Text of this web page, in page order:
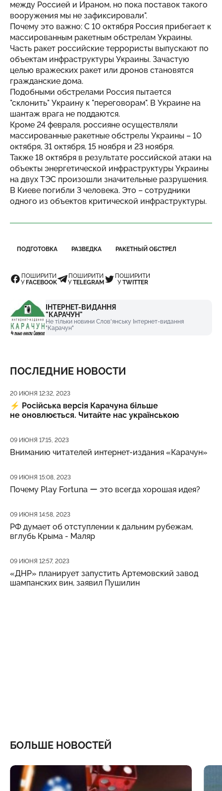
между Россией и Ираном, но пока поставок такого
вооружения мы не зафиксировали".
Почему это важно: С 10 октября Россия прибегает к
массированным ракетным обстрелам Украины.
Часть ракет российские террористы выпускают по
объектам инфраструктуры Украины. Зачастую
целью вражеских ракет или дронов становятся
гражданские дома.
Подобными обстрелами Россия пытается
"склонить" Украину к "переговорам". В Украине на
шантаж врага не поддаются.
Кроме 24 февраля, россияне осуществляли
массированные ракетные обстрелы Украины – 10
октября, 31 октября, 15 ноября и 23 ноября.
Также 18 октября в результате российской атаки на
объекты энергетической инфраструктуры Украины
на двух ТЭС произошли значительные разрушения.
В Киеве погибли 3 человека. Это – сотрудники
одного из объектов критической инфраструктуры.
ПОДГОТОВКА РАЗВЕДКА РАКЕТНЫЙ ОБСТРЕЛ
ПОШИРИТИ
УFACEBOOK
ПОШИРИТИ
УTELEGRAM
ПОШИРИТИ
УTWITTER
ІНТЕРНЕТ-ВИДАННЯ
"КАРАЧУН"
Не тільки новини Слов'янську Інтернет-видання
"Карачун"
ПОСЛЕДНИЕ НОВОСТИ
Дата публикации
20 ИЮНЯ 12:32, 2023
⚡️ Російська версія Карачуна більше
не оновлюється. Читайте нас українською
Дата публикации
09 ИЮНЯ 17:15, 2023
Вниманию читателей интернет-издания «Карачун»
Дата публикации
09 ИЮНЯ 15:08, 2023
Почему Play Fortuna ー это всегда хорошая идея?
Дата публикации
09 ИЮНЯ 14:58, 2023
РФ думает об отступлении к дальним рубежам,
вглубь Крыма - Маляр
Дата публикации
09 ИЮНЯ 12:57, 2023
«ДНР» планирует запустить Артемовский завод
шампанских вин, заявил Пушилин
БОЛЬШЕ НОВОСТЕЙ